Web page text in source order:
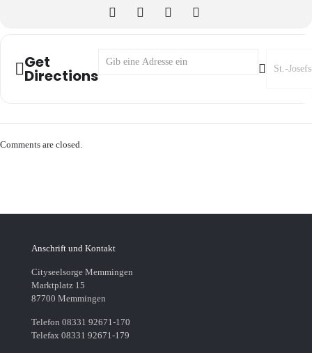
Get
Directions
Address - Trauermette am Karsamstag []
Comments are closed.
Anschrift und Kontakt
Cityseelsorge Memmingen
Marktplatz 15
87700 Memmingen
Telefon 08331 92671-170
Telefax 08331 92671-179